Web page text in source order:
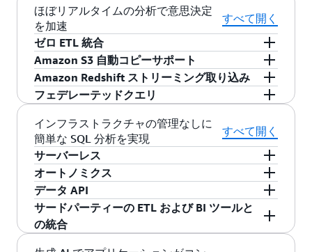
サービス全体のデータへのアクセスをきめ細か
く管理し、AWS CloudTrail でユーザーレベルの
アクセスを監査できます。信頼できる ID 伝播に
より、ユーザーの ID は QuickSight、Amazon
Redshift、および Lake Formation 間でシームレ
スに渡され、インサイトを得るまでの時間が短
縮され、スムーズな分析が可能になります。
は、安全なデータレイクのセットアップ、すべ
ての消費サービスにわたるデータへのきめ細か
なアクセスの集中管理、および行レベルと列レ
ベルの制御の適用を容易にするサービスです。
動的データマスキングを使用すると、ユーザー
に表示される識別可能なデータの量を制限し
て、機密データを保護できます。このようなフ
ィールドに複数のレベルのアクセス許可を定義
すると、データのコピーを複数作成しなくて
も、Amazon Redshift の使い慣れた SQL インタ
ーフェイスを使用して、さまざまなユーザーや
グループがさまざまなレベルのデータにアクセ
スできるようになります。
ータレイクとデータウェアハウス間のデータ移
動が不要になります。SageMaker のレイクハウ
スで Amazon Redshift データを開くと、AWS と
Apache Iceberg 分析ツールにアクセスできるよう
になり、包括的なデータ分析と機械学習 (ML) が
サポートされます。
ANSI SQL を使用する読み取り専用クエリをサポ
ートし、Apache Parquet、ORC、Avro、JSON、
CSV などのオープンファイル形式を Amazon S3
で直接クエリすることもできます。Apache
Iceberg は、テーブル構造を通じてトランザクシ
ョンの一貫性を実現し、データレイクの整理を
強化するオープンソースのテーブル形式の例で
す。Amazon Redshift Spectrum を使用すると、
データレイク内のテーブルや Parquet などのオ
ープンデータ形式のデータを読み取ることがで
きると同時に、Amazon S3 に最大エクサバイト
規模の構造化データ、半構造化データ、非構造
化データを保持できます。Parquet にエクスポー
トするオプションを含め、Amazon Redshift
ウェブベースのアナリストワークベンチによ
り、データアナリスト、データエンジニア、そ
の他の SQL ユーザーが Amazon Redshift のデー
タとデータレイクにアクセスしやすくなりま
す。Query Editor では、ワンステップでクエリ
結果を視覚化したり、スキーマやテーブルを作
ータベースオブジェクトを参照したりできま
す。また、SQL クエリ、分析、視覚化、および
注釈を作成および共有し、それらをチームと安
全に共有するための直感的なエディタも提供し
ます。
1 つのデータと AI の開発環境である SageMaker
Unified Studio で Amazon Redshift を利用した組
み込み SQL エディタを使用して、データレイ
ク、データウェアハウス、データベース、およ
びアプリケーションに保存されているデータを
クエリできます。
ほぼリアルタイムの分析で意思決定
を加速
すべて開く
ゼロ ETL 統合
Aurora、Amazon Relational Database Service
(Amazon RDS)、Amazon DynamoDB、エンター
プライズアプリケーション、Amazon Redshift の
間のノーコード統合により、データベースやア
プリケーション全体でペタバイト規模のデータ
を即座に分析し、ML を実行できます。例えば、
オペレーション、トランザクション、またはエ
ンタープライズアプリケーションソースに書き
込まれたデータについては、Aurora ゼロ ETL 統
合と Amazon Redshift の併用により、データを
Amazon Redshift でシームレスに使用できるよう
Amazon S3 自動コピーサポート
Amazon S3 からのデータインジェストを簡素化
および自動化することで、カスタムソリューシ
ョンの構築やサードパーティーサービスの管理
にかかる時間と労力を削減できます。この機能
により、Amazon Redshift は、ファイルの取り込
みを自動化し、内部で継続的なデータのロード
ステップを処理することにより、COPY 処理を手
動で繰り返し実行する必要がなくなります。自
動コピーのサポートにより、データエンジニア
リングの知識がなくても基幹業務ユーザーやデ
Amazon Redshift ストリーミング取り込み
SQL を使用して、Amazon Kinesis Data Streams
と Amazon Managed Streaming for Apache Kafka
(Amazon MSK) に接続し、そこからデータを直接
取り込みます。また、
Amazon Redshift ストリー
ミング取り込み では、ストリームの上にマテリ
アライズドビューを直接作成できるため、ダウ
ンストリームパイプラインの作成と管理が簡単
になります。マテリアライズドビューには、ELT
フェデレーテッドクエリ
Amazon Aurora PostgreSQL 互換エディション、
Amazon Relational Database (Amazon RDS) for
MySQL、Amazon Aurora MySQL 互換エディショ
ンのデータベースなどの 1 つ以上の Amazon
RDS インスタンスのライブデータをクエリする
ことで、データを移動せずにビジネスオペレー
ション全体を即座に可視化できます。
インフラストラクチャの管理なしに
簡単な SQL 分析を実現
すべて開く
サーバーレス
データウェアハウスのインフラストラクチャを
セットアップして管理することなく、数秒で分
析を実行してスケールできます。AI ドリブンの
スケーリングと最適化テクノロジーにより、
オートノミクス
高度なアルゴリズムにより、実行時間とリソー
ス要件に基づいて着信クエリを予測および分類
し、パフォーマンスと同時実行を動的に管理す
データ API
簡単な API を使用して Amazon Redshift を操作
する: Amazon Redshift を利用すると、あらゆる
サードパーティーの ETL および BI ツールと
の統合